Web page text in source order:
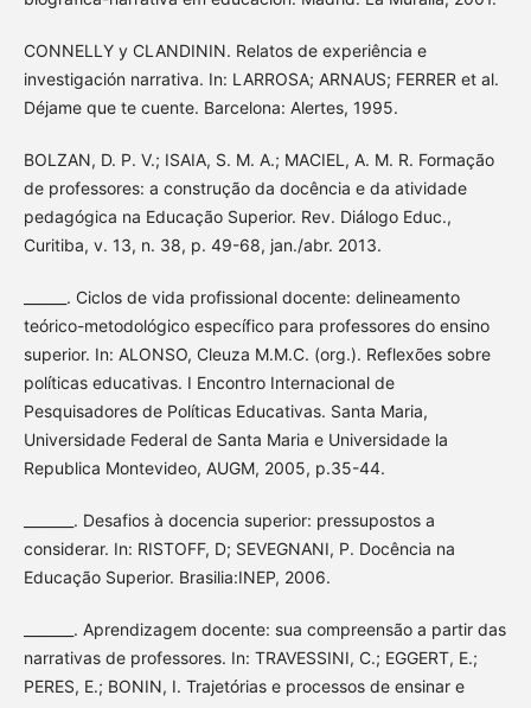
CONNELLY y CLANDININ. Relatos de experiência e
investigación narrativa. In: LARROSA; ARNAUS; FERRER et al.
Déjame que te cuente. Barcelona: Alertes, 1995.
BOLZAN, D. P. V.; ISAIA, S. M. A.; MACIEL, A. M. R. Formação
de professores: a construção da docência e da atividade
pedagógica na Educação Superior. Rev. Diálogo Educ.,
Curitiba, v. 13, n. 38, p. 49-68, jan./abr. 2013.
______. Ciclos de vida profissional docente: delineamento
teórico-metodológico específico para professores do ensino
superior. In: ALONSO, Cleuza M.M.C. (org.). Reflexões sobre
políticas educativas. I Encontro Internacional de
Pesquisadores de Políticas Educativas. Santa Maria,
Universidade Federal de Santa Maria e Universidade la
Republica Montevideo, AUGM, 2005, p.35-44.
_______. Desafios à docencia superior: pressupostos a
considerar. In: RISTOFF, D; SEVEGNANI, P. Docência na
Educação Superior. Brasilia:INEP, 2006.
_______. Aprendizagem docente: sua compreensão a partir das
narrativas de professores. In: TRAVESSINI, C.; EGGERT, E.;
PERES, E.; BONIN, I. Trajetórias e processos de ensinar e